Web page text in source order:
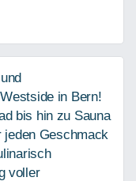
in Bern!
bis hin zu Sauna
jeden Geschmack
voller